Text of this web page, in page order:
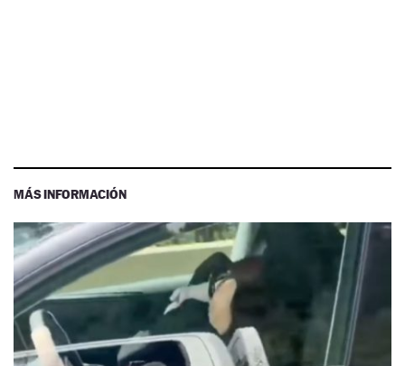
MÁS INFORMACIÓN